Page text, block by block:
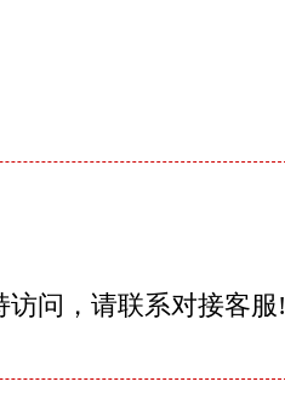
问，请联系对接客服!